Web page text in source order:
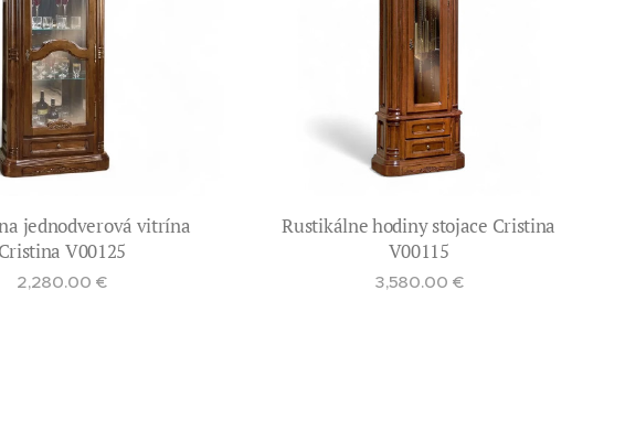
jednodverová vitrína
Cristina V00125
2,280.00 €
Rustikálne hodiny stojace Cristina
V00115
3,580.00 €